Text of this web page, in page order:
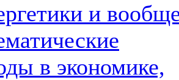
и
в экономике,